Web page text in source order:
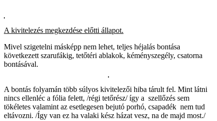
A kivitelezés megkezdése előtti állapot.
Mivel szigetelni másképp nem lehet, teljes héjalás bontása
következett szarufákig, tetőtéri ablakok, kéményszegély, csatorna
bontásával.
A bontás folyamán több súlyos kivitelezői hiba tárult fel. Mint látni
nincs ellenléc a fólia felett, /régi tetőrész/ így a szellőzés sem
tökéletes valamint az esetlegesen bejutó porhó, csapadék nem tud
eltávozni. /Így van ez ha valaki kész házat vesz, na de majd most./